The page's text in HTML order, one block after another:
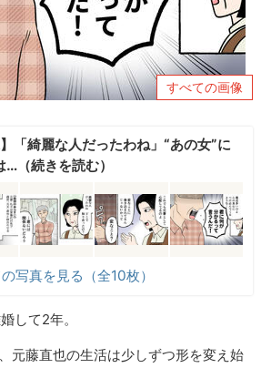
すべての画像
】「綺麗な人だったわね」“あの女”に
（続きを読む）
写真を見る（全10枚）
して2年。
元藤直也の生活は少しずつ形を変え始